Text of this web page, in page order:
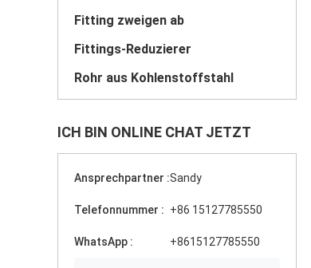
Fitting zweigen ab
Fittings-Reduzierer
Rohr aus Kohlenstoffstahl
ICH BIN ONLINE CHAT JETZT
Ansprechpartner :Sandy
Telefonnummer : +86 15127785550
WhatsApp : +8615127785550